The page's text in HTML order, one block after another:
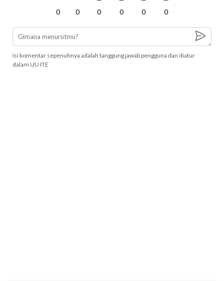
0 0 0 0 0 0
Isi komentar sepenuhnya adalah tanggung jawab pengguna dan diatur
dalam UU ITE